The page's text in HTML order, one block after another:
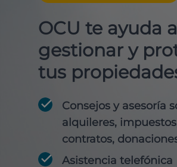
OCU te ayuda a
gestionar y
tus
Consejos y asesoría
alquileres,
contratos,
Asistencia telefónica